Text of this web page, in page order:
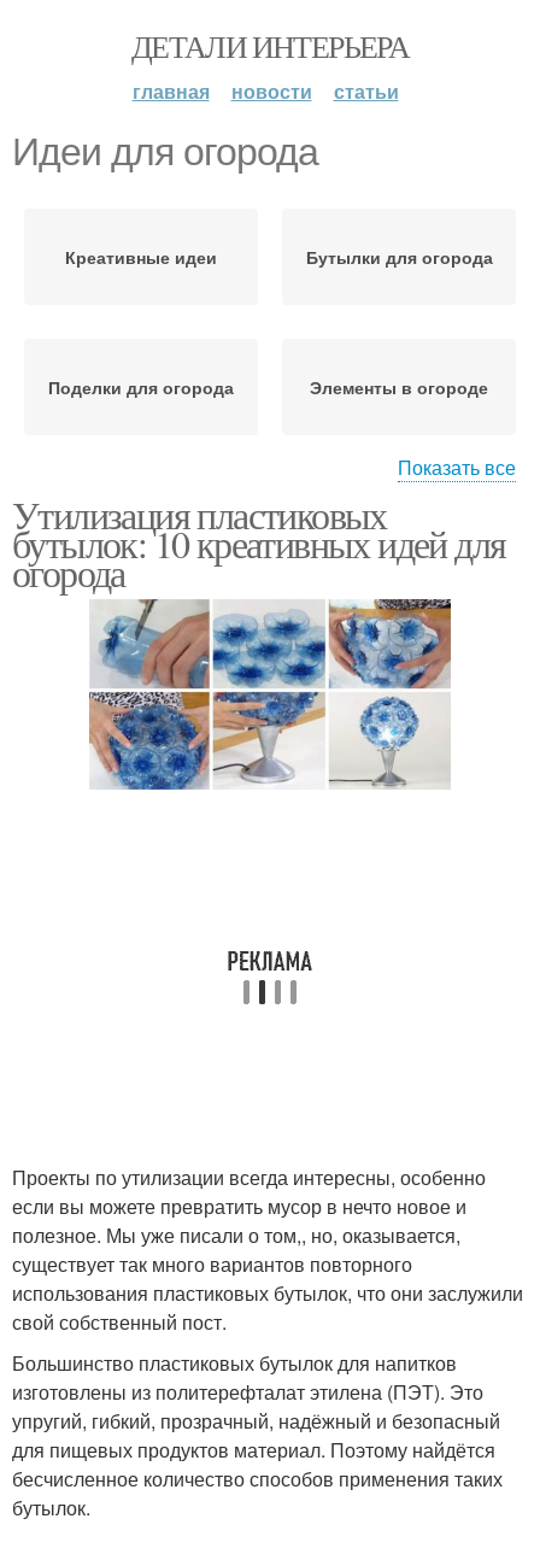
ДЕТАЛИ ИНТЕРЬЕРА
главная новости статьи
Идеи для огорода
Креативные идеи Бутылки для огорода
Поделки для огорода Элементы в огороде
огорода
Показать все
Утилизация пластиковых
бутылок: 10 креативных идей для
огорода
Проекты по утилизации всегда интересны, особенно
если вы можете превратить мусор в нечто новое и
полезное. Мы уже писали о том,, но, оказывается,
существует так много вариантов повторного
использования пластиковых бутылок, что они заслужили
свой собственный пост.
Большинство пластиковых бутылок для напитков
изготовлены из политерефталат этилена (ПЭТ). Это
упругий, гибкий, прозрачный, надёжный и безопасный
для пищевых продуктов материал. Поэтому найдётся
бесчисленное количество способов применения таких
бутылок.